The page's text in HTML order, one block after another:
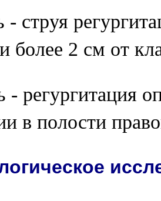
- струя
более 2 см от
- регургитация
в полости